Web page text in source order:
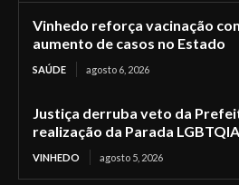
Vinhedo reforça vacinação
aumento de casos no Estado
SAÚDE agosto 6, 2026
Justiça derruba veto da
realização da Parada
VINHEDO agosto 5, 2026